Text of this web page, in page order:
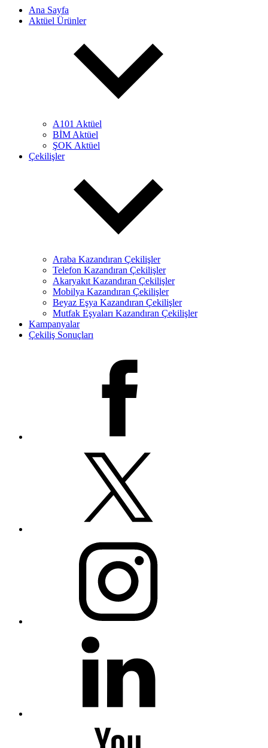
Ana Sayfa
Aktüel Ürünler
A101 Aktüel
BİM Aktüel
ŞOK Aktüel
Çekilişler
Araba Kazandıran Çekilişler
Telefon Kazandıran Çekilişler
Akaryakıt Kazandıran Çekilişler
Mobilya Kazandıran Çekilişler
Beyaz Eşya Kazandıran Çekilişler
Mutfak Eşyaları Kazandıran Çekilişler
Kampanyalar
Çekiliş Sonuçları